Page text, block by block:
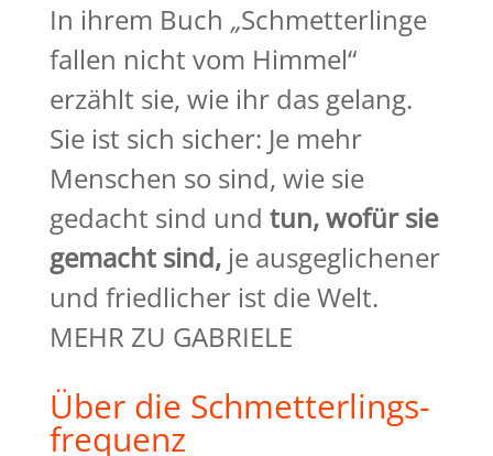
In ihrem Buch „Schmetterlinge
fallen nicht vom Himmel“
erzählt sie, wie ihr das gelang.
Sie ist sich sicher: Je mehr
Menschen so sind, wie sie
gedacht sind und tun, wofür sie
gemacht sind,je ausgeglichener
und friedlicher ist die Welt.
MEHR ZU GABRIELE
Über die Schmetterlings-
frequenz